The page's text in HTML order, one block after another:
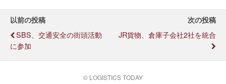
以前の投稿
SBS、交通安全の街頭活動
に参加
次の投稿
JR貨物、倉庫子会社2社を統合
© LOGISTICS TODAY